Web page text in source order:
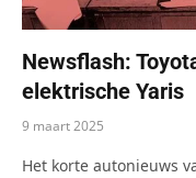
Newsflash:
elektrische Yaris
9 maart 2025
Het korte autonieuws